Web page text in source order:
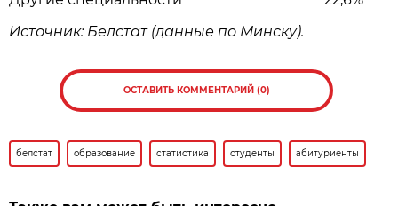
Источник: Белстат (данные по Минску).
ОСТАВИТЬ КОММЕНТАРИЙ (0)
белстат образование статистика студенты абитуриенты